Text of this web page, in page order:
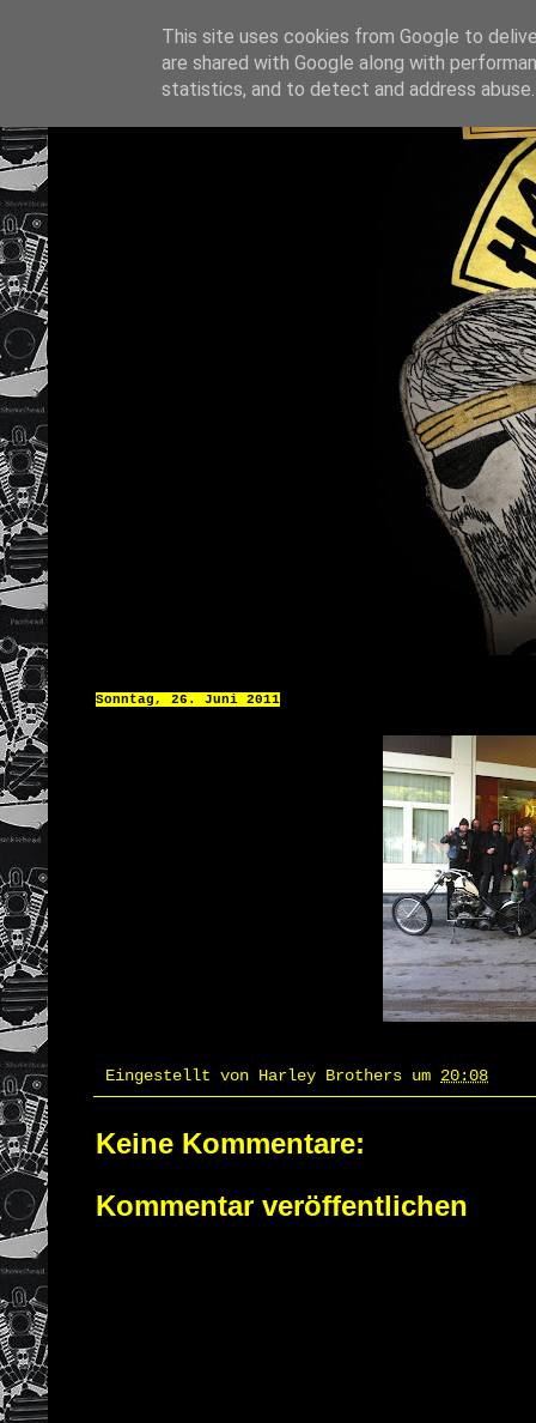
Sonntag, 26. Juni 2011
Eingestellt von Harley Brothers um 20:08
Keine Kommentare:
Kommentar veröffentlichen
This site uses cookies from Google to
are shared with Google along with
statistics, and to detect and address abuse.